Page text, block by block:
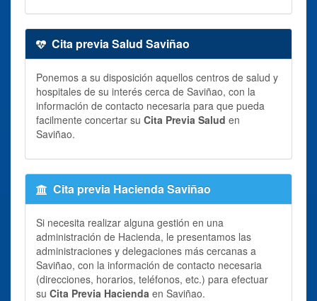
Cita previa Salud Saviñao
Ponemos a su disposición aquellos centros de salud y
hospitales de su interés cerca de Saviñao, con la
información de contacto necesaria para que pueda
facilmente concertar su Cita Previa Salud en
Saviñao.
Cita previa Hacienda Saviñao
Si necesita realizar alguna gestión en una
administración de Hacienda, le presentamos las
administraciones y delegaciones más cercanas a
Saviñao, con la información de contacto necesaria
(direcciones, horarios, teléfonos, etc.) para efectuar
su Cita Previa Hacienda en Saviñao.